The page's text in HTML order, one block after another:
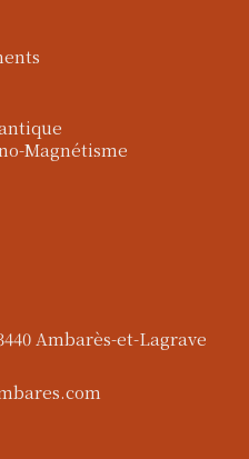
Magnétisme
Ambarès-et-Lagrave